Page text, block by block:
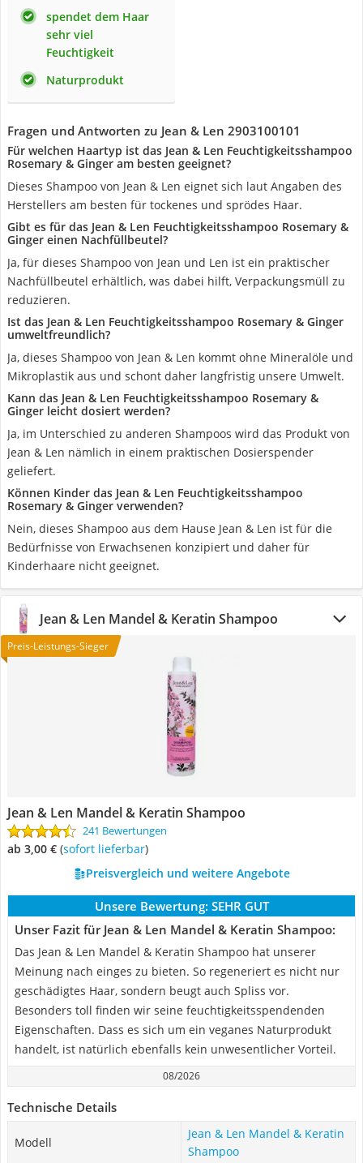
spendet dem Haar
sehr viel
Feuchtigkeit
Naturprodukt
Fragen und Antworten zu Jean & Len 2903100101
Für welchen Haartyp ist das Jean & Len Feuchtigkeitsshampoo
Rosemary & Ginger am besten geeignet?
Dieses Shampoo von Jean & Len eignet sich laut Angaben des
Herstellers am besten für tockenes und sprödes Haar.
Gibt es für das Jean & Len Feuchtigkeitsshampoo Rosemary &
Ginger einen Nachfüllbeutel?
Ja, für dieses Shampoo von Jean und Len ist ein praktischer
Nachfüllbeutel erhältlich, was dabei hilft, Verpackungsmüll zu
reduzieren.
Ist das Jean & Len Feuchtigkeitsshampoo Rosemary & Ginger
umweltfreundlich?
Ja, dieses Shampoo von Jean & Len kommt ohne Mineralöle und
Mikroplastik aus und schont daher langfristig unsere Umwelt.
Kann das Jean & Len Feuchtigkeitsshampoo Rosemary &
Ginger leicht dosiert werden?
Ja, im Unterschied zu anderen Shampoos wird das Produkt von
Jean & Len nämlich in einem praktischen Dosierspender
geliefert.
Können Kinder das Jean & Len Feuchtigkeitsshampoo
Rosemary & Ginger verwenden?
Nein, dieses Shampoo aus dem Hause Jean & Len ist für die
Bedürfnisse von Erwachsenen konzipiert und daher für
Kinderhaare nicht geeignet.
Jean & Len Mandel & Keratin Shampoo
Preis-Leistungs-Sieger
Jean & Len Mandel & Keratin Shampoo
241 Bewertungen
ab 3,00 € ( Sofort lieferbar)
Preisvergleich und weitere Angebote
Unsere Bewertung: SEHR GUT
Unser Fazit für Jean & Len Mandel & Keratin Shampoo:
Das Jean & Len Mandel & Keratin Shampoo hat unserer
Meinung nach einges zu bieten. So regeneriert es nicht nur
geschädigtes Haar, sondern beugt auch Spliss vor.
Besonders toll finden wir seine feuchtigkeitsspendenden
Eigenschaften. Dass es sich um ein veganes Naturprodukt
handelt, ist natürlich ebenfalls kein unwesentlicher Vorteil.
08/2026
Technische Details
Modell
Jean & Len Mandel & Keratin
Shampoo